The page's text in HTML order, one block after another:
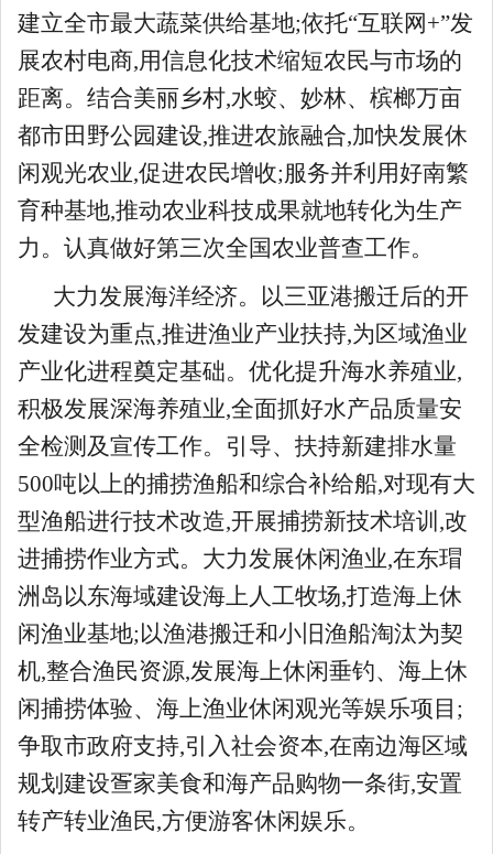
建立全市最大蔬菜供给基地;依托“互联网+”发
展农村电商,用信息化技术缩短农民与市场的
距离。结合美丽乡村,水蛟、妙林、槟榔万亩
都市田野公园建设,推进农旅融合,加快发展休
闲观光农业,促进农民增收;服务并利用好南繁
育种基地,推动农业科技成果就地转化为生产
力。认真做好第三次全国农业普查工作。
大力发展海洋经济。以三亚港搬迁后的开
发建设为重点,推进渔业产业扶持,为区域渔业
产业化进程奠定基础。优化提升海水养殖业,
积极发展深海养殖业,全面抓好水产品质量安
全检测及宣传工作。引导、扶持新建排水量
500吨以上的捕捞渔船和综合补给船,对现有大
型渔船进行技术改造,开展捕捞新技术培训,改
进捕捞作业方式。大力发展休闲渔业,在东瑁
洲岛以东海域建设海上人工牧场,打造海上休
闲渔业基地;以渔港搬迁和小旧渔船淘汰为契
机,整合渔民资源,发展海上休闲垂钓、海上休
闲捕捞体验、海上渔业休闲观光等娱乐项目;
争取市政府支持,引入社会资本,在南边海区域
规划建设疍家美食和海产品购物一条街,安置
转产转业渔民,方便游客休闲娱乐。